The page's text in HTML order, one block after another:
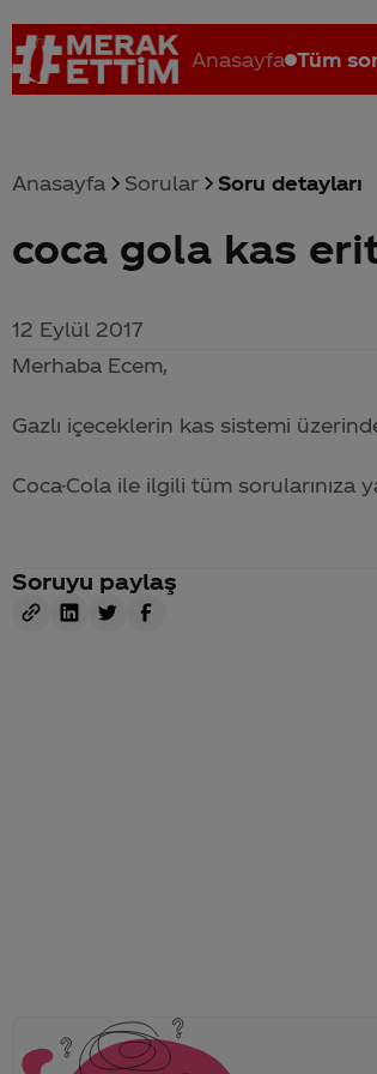
Anasayfa Tüm
Coca-Cola nerenin malı? Coca cola İsrail
Anasayfa Sorular Soru detayları
coca gola kas
12 Eylül 2017
Merhaba Ecem,
Gazlı içeceklerin kas sistemi
Coca-Cola ile ilgili tüm sorularınıza
Soruyu paylaş